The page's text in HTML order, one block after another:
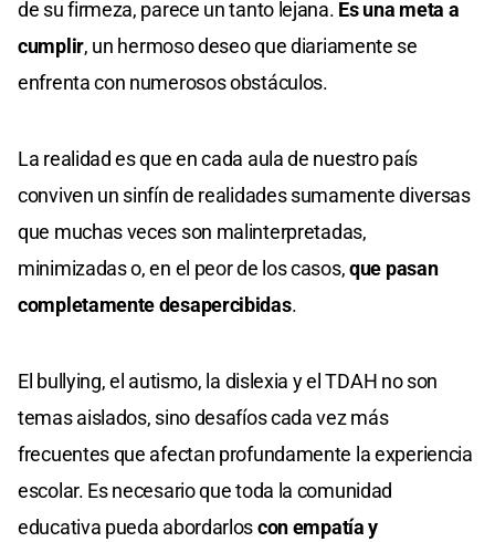
de su firmeza, parece un tanto lejana. Es una meta a
cumplir, un hermoso deseo que diariamente se
enfrenta con numerosos obstáculos.
La realidad es que en cada aula de nuestro país
conviven un sinfín de realidades sumamente diversas
que muchas veces son malinterpretadas,
minimizadas o, en el peor de los casos,que pasan
completamente desapercibidas.
El bullying, el autismo, la dislexia y el TDAH no son
temas aislados, sino desafíos cada vez más
frecuentes que afectan profundamente la experiencia
escolar. Es necesario que toda la comunidad
educativa pueda abordarloscon empatía y